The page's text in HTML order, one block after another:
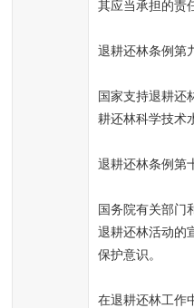
其应当承担的责
退耕还林条例第
国家支持退耕还
耕还林科学技术
退耕还林条例第
国务院有关部门
退耕还林活动的
保护意识。
在退耕还林工作